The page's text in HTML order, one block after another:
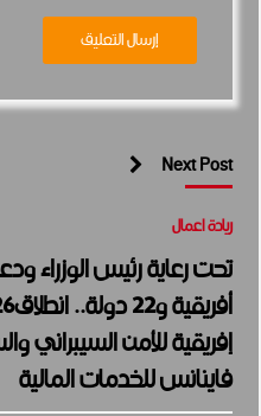
Next Post
ريادة اعمال
إفريقية للأمن السيبراني
فاينانس للخدمات المالية